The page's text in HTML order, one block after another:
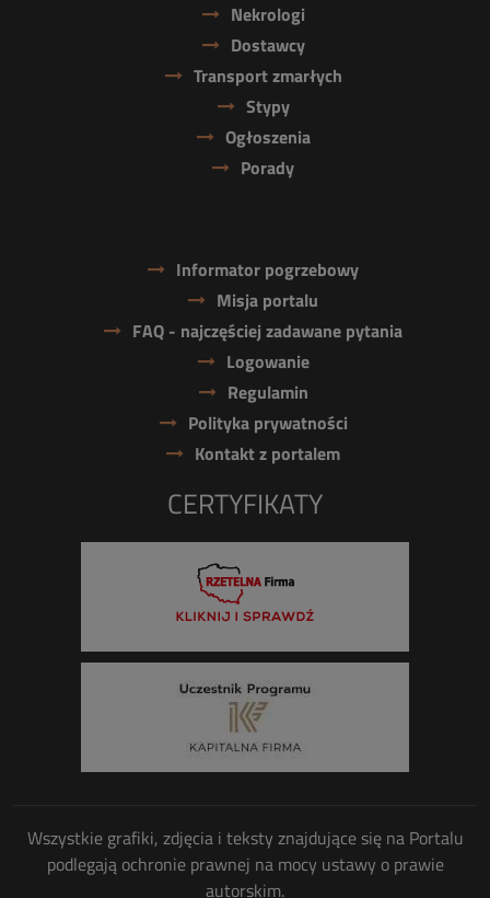
Nekrologi
Dostawcy
Transport zmarłych
Stypy
Ogłoszenia
Porady
Informator pogrzebowy
Misja portalu
FAQ - najczęściej zadawane pytania
Logowanie
Regulamin
Polityka prywatności
Kontakt z portalem
CERTYFIKATY
Wszystkie grafiki, zdjęcia i teksty znajdujące się na Portalu
podlegają ochronie prawnej na mocy ustawy o prawie
autorskim.